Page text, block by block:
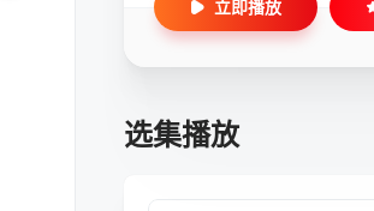
立即播放
选集播放